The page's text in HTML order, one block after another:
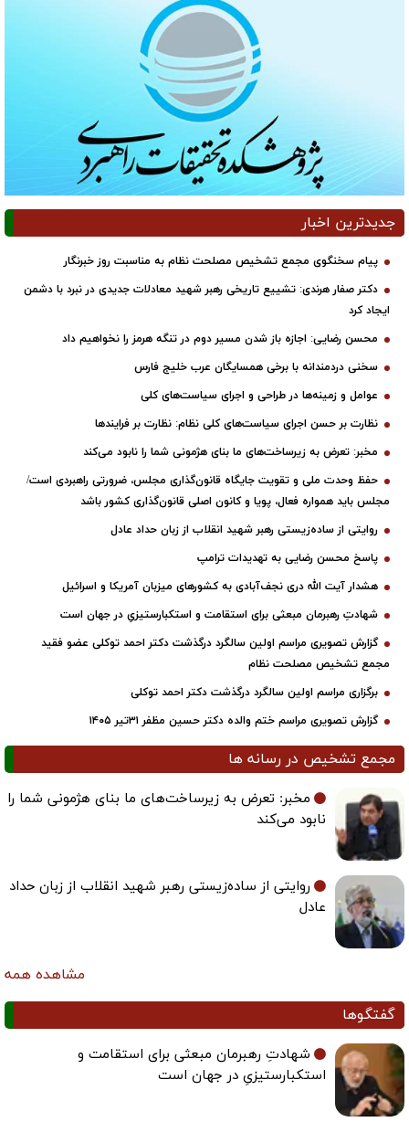
جدیدترین اخبار
پیام سخنگوی مجمع تشخیص مصلحت نظام به مناسبت روز خبرنگار
دکتر صفار هرندی: تشییع تاریخی رهبر شهید معادلات جدیدی در نبرد با دشمن
ایجاد کرد
محسن رضایی: اجازه باز شدن مسیر دوم در تنگه هرمز را نخواهیم داد
سخنی دردمندانه با برخی همسایگان عرب خلیج فارس
عوامل و زمینه‌ها در طراحی و اجرای سیاست‌های کلی
نظارت بر حسن اجرای سیاست‌های کلی نظام: نظارت بر فرایندها
مخبر: تعرض به زیرساخت‌های ما بنای هژمونی شما را نابود می‌کند
حفظ وحدت ملی و تقویت جایگاه قانون‌گذاری مجلس، ضرورتی راهبردی است/
مجلس باید همواره فعال، پویا و کانون اصلی قانون‌گذاری کشور باشد
روایتی از ساده‌زیستی رهبر شهید انقلاب از زبان حداد عادل
پاسخ محسن رضایی به تهدیدات ترامپ
هشدار آیت الله دری نجف‌آبادی به کشورهای میزبان آمریکا و اسرائیل
شهادتِ رهبرمان مبعثی برای استقامت و استکبارستیزیِ در جهان است
گزارش تصویری مراسم اولین سالگرد درگذشت دکتر احمد توکلی عضو فقید
مجمع تشخیص مصلحت نظام
برگزاری مراسم اولین سالگرد درگذشت دکتر احمد توکلی
گزارش تصویری مراسم ختم والده دکتر حسین مظفر ۳۱تیر ۱۴۰۵
مجمع تشخیص در رسانه ها
مخبر: تعرض به زیرساخت‌های ما بنای هژمونی شما را
نابود می‌کند
روایتی از ساده‌زیستی رهبر شهید انقلاب از زبان حداد
عادل
مشاهده همه
گفتگوها
شهادتِ رهبرمان مبعثی برای استقامت و
استکبارستیزیِ در جهان است